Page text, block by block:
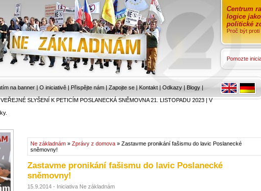
Centrum
logice
politické
Proč být
Pomozte
na banner | O iniciativě | Přispějte nám | Zapojte se | Kontakt | Odkazy | Blogy |
VEŘEJNÉ SLYŠENÍ K PETICÍM POSLANECKÁ SNĚMOVNA 21. LISTOPADU 2023|V
Ne základnám » Zprávy z domova » Zastavme pronikání fašismu do lavic Poslanecké
sněmovny!
Zastavme pronikání fašismu do lavic Poslanecké
sněmovny!
15.9.2014 - Iniciativa Ne základnám